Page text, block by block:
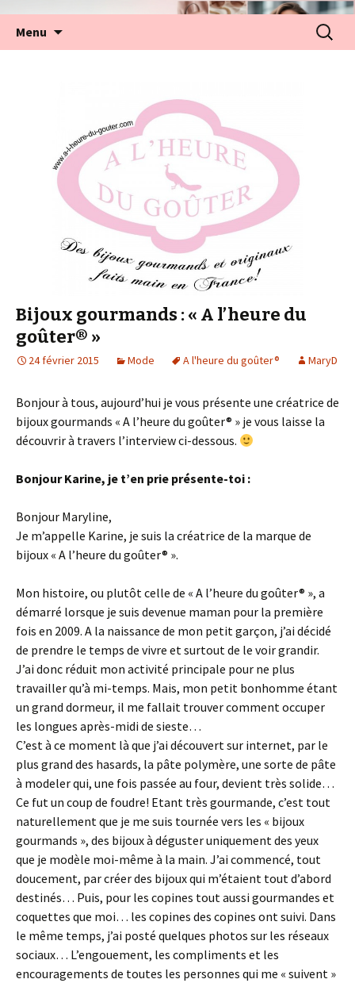
Menu
Bijoux gourmands : « A l’heure du
goûter® »
24 février 2015 Mode A l'heure du goûter® MaryD
Bonjour à tous, aujourd’hui je vous présente une créatrice de
bijoux gourmands « A l’heure du goûter® » je vous laisse la
découvrir à travers l’interview ci-dessous.
Bonjour Karine, je t’en prie présente-toi :
Bonjour Maryline,
Je m’appelle Karine, je suis la créatrice de la marque de
bijoux « A l’heure du goûter® ».
Mon histoire, ou plutôt celle de « A l’heure du goûter® », a
démarré lorsque je suis devenue maman pour la première
fois en 2009. A la naissance de mon petit garçon, j’ai décidé
de prendre le temps de vivre et surtout de le voir grandir.
J’ai donc réduit mon activité principale pour ne plus
travailler qu’à mi-temps. Mais, mon petit bonhomme étant
un grand dormeur, il me fallait trouver comment occuper
les longues après-midi de sieste…
C’est à ce moment là que j’ai découvert sur internet, par le
plus grand des hasards, la pâte polymère, une sorte de pâte
à modeler qui, une fois passée au four, devient très solide…
Ce fut un coup de foudre! Etant très gourmande, c’est tout
naturellement que je me suis tournée vers les « bijoux
gourmands », des bijoux à déguster uniquement des yeux
que je modèle moi-même à la main. J’ai commencé, tout
doucement, par créer des bijoux qui m’étaient tout d’abord
destinés… Puis, pour les copines tout aussi gourmandes et
coquettes que moi… les copines des copines ont suivi. Dans
le même temps, j’ai posté quelques photos sur les réseaux
sociaux… L’engouement, les compliments et les
encouragements de toutes les personnes qui me « suivent »